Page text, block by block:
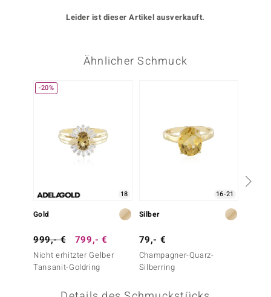
BY DE MELO
Leider ist dieser Artikel ausverkauft.
Ähnlicher Schmuck
-20%
18
Gold
999,- € 799,- €
Nicht erhitzter Gelber
Tansanit-Goldring
16-21
Silber
79,- €
Champagner-Quarz-
Silberring